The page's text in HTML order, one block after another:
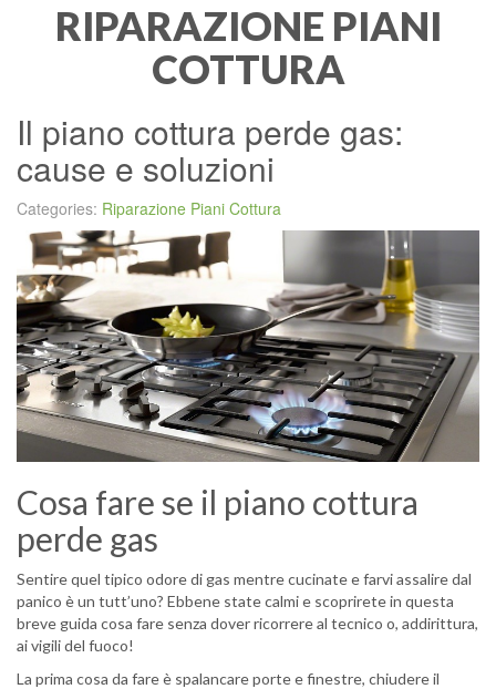
RIPARAZIONE PIANI
COTTURA
Il piano cottura perde gas:
cause e soluzioni
Categories: Riparazione Piani Cottura
Cosa fare se il piano cottura
perde gas
Sentire quel tipico odore di gas mentre cucinate e farvi assalire dal
panico è un tutt’uno? Ebbene state calmi e scoprirete in questa
breve guida cosa fare senza dover ricorrere al tecnico o, addirittura,
ai vigili del fuoco!
La prima cosa da fare è spalancare porte e finestre, chiudere il